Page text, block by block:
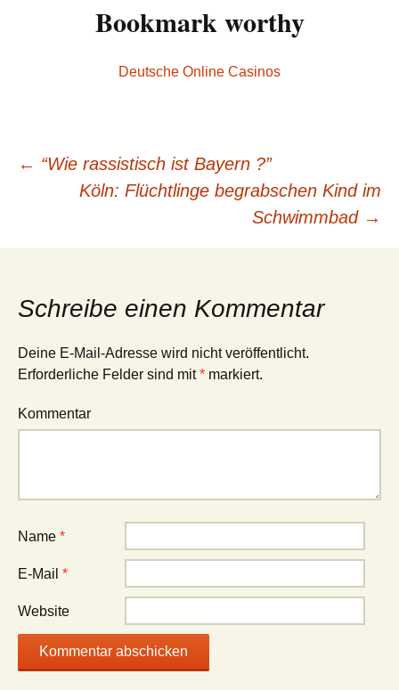
Bookmark worthy
Deutsche Online Casinos
Beitrags-
Navigation
← “Wie rassistisch ist Bayern ?”
Köln: Flüchtlinge begrabschen Kind im
Schwimmbad →
Schreibe einen Kommentar
Deine E-Mail-Adresse wird nicht veröffentlicht.
Erforderliche Felder sind mit* markiert.
Kommentar
Name *
E-Mail *
Website